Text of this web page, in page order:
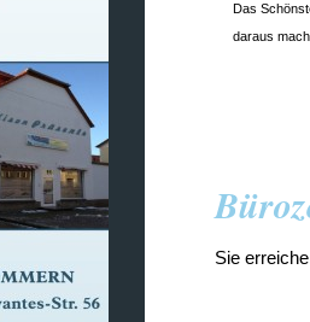
Das
daraus
Sie